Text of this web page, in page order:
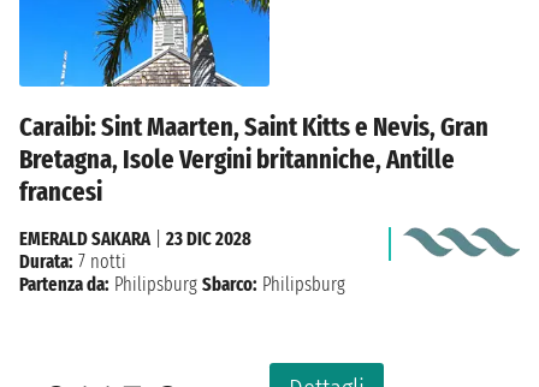
Caraibi: Sint Maarten, Saint Kitts e Nevis, Gran
Bretagna, Isole Vergini britanniche, Antille
francesi
EMERALD SAKARA| 23 DIC 2028
Durata: 7 notti
Partenza da: Philipsburg Sbarco: Philipsburg